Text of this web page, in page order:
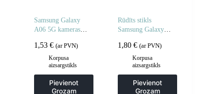
Samsung Galaxy
A06 5G kameras
– 2 gab.
1,53 € (ar PVN)
Korpusa
aizsargstikls
Pievienot
Grozam
Rūdīts stikls
Samsung Galaxy
līmējamam rūdītam
stiklam – 2 gab.
1,80€ (ar PVN)
Korpusa
aizsargstikls
Pievienot
Grozam